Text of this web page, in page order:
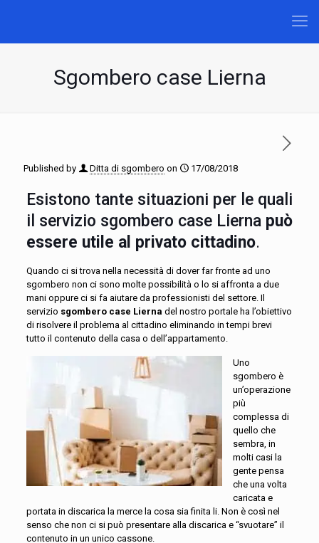
Sgombero case Lierna
Published by Ditta di sgombero on 17/08/2018
Esistono tante situazioni per le quali
il servizio sgombero case Lierna può
essere utile al privato cittadino.
Quando ci si trova nella necessità di dover far fronte ad uno
sgombero non ci sono molte possibilità o lo si affronta a due
mani oppure ci si fa aiutare da professionisti del settore. Il
servizio sgombero case Lierna del nostro portale ha l’obiettivo
di risolvere il problema al cittadino eliminando in tempi brevi
tutto il contenuto della casa o dell’appartamento.
Uno
sgombero è
un’operazione
più
complessa di
quello che
sembra, in
molti casi la
gente pensa
che una volta
caricata e
portata in discarica la merce la cosa sia finita li. Non è così nel
senso che non ci si può presentare alla discarica e “svuotare” il
contenuto in un unico cassone.